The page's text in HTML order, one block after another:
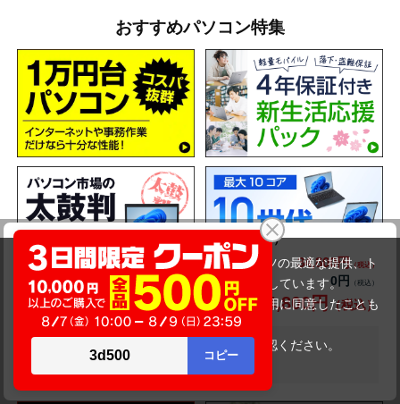
NEC VersaPro VKM16XZG5（第10世代CPU）
商品価格(税込) 34,800円
39,800円
オプション小計価格(税込)
0円
商品合計価格(税込)
34,800円
在庫がありません
おすすめパソコン特集
当サイトでは利用体験の向上およびコンテンツの最適な提供、ト
ラフィックの分析を目的としてCookieを使用しています。
サイトの閲覧を継続された場合、Cookieの利用に同意したことも
のといたします。
をご確認ください。
承諾する